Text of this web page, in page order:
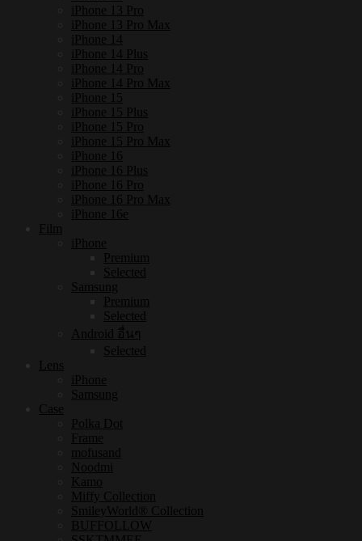
iPhone 13 Pro
iPhone 13 Pro Max
iPhone 14
iPhone 14 Plus
iPhone 14 Pro
iPhone 14 Pro Max
iPhone 15
iPhone 15 Plus
iPhone 15 Pro
iPhone 15 Pro Max
iPhone 16
iPhone 16 Plus
iPhone 16 Pro
iPhone 16 Pro Max
iPhone 16e
Film
iPhone
Premium
Selected
Samsung
Premium
Selected
Android อื่นๆ
Selected
Lens
iPhone
Samsung
Case
Polka Dot
Frame
mofusand
Noodmi
Kamo
Miffy Collection
SmileyWorld® Collection
BUFFOLLOW